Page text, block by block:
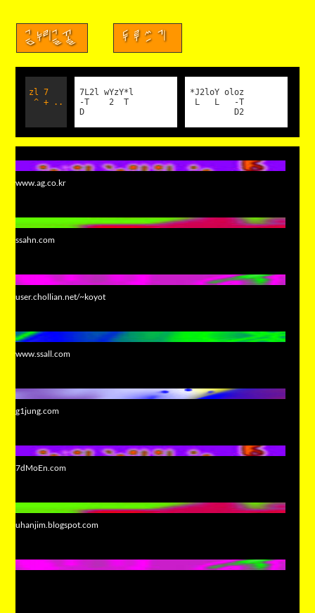
금누리글꼴 두루쓰기
zl 7
^ + ..
7L2l wYzY*l
-T 2 T
D
*J2loY oloz
L L -T
D2
www.ag.co.kr
ssahn.com
user.chollian.net/~koyot
www.ssall.com
g1jung.com
7dMoEn.com
uhanjim.blogspot.com